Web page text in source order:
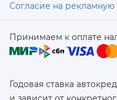
Согласие на рекламную
Принимаем к оплате
Годовая ставка